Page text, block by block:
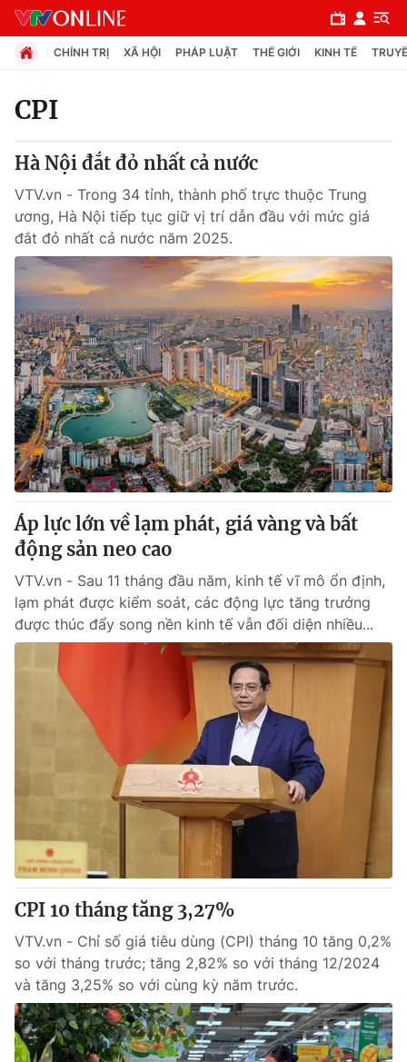
Chuyên mục
Xã hội
Pháp luật
Y tế
Thế giới
Tin tức
Thế giới đó đây
Câu chuyện quốc tế
Kinh tế
Tài chính
Thị trường
Góc doanh nghiệp
Dữ liệu và đời sống
Truyền hình
Phim VTV
Hậu trường
Nhân vật
Khán giả
Giải sao mai
Giải trí
Điện ảnh
Âm nhạc
Đời sống
Chất lượng cuộc sống
Giáo dục
Học trực tuyến
Hitech Công nghệ tương lai
Sản phẩm
Thị trường
Tư vấn
Giao lưu trực tuyến
Lịch phát sóng
Chuyên mục khác
Emagazine Podcast
Photo Infographic
CHÍNH TRỊ XÃ HỘI PHÁP LUẬT THẾ GIỚI KINH TẾ
CPI
Hà Nội đắt đỏ nhất cả nước
VTV.vn - Trong 34 tỉnh, thành phố trực thuộc Trung
ương, Hà Nội tiếp tục giữ vị trí dẫn đầu với mức giá
đắt đỏ nhất cả nước năm 2025.
Áp lực lớn về lạm phát, giá vàng và bất
động sản neo cao
VTV.vn - Sau 11 tháng đầu năm, kinh tế vĩ mô ổn định,
lạm phát được kiểm soát, các động lực tăng trưởng
được thúc đẩy song nền kinh tế vẫn đối diện nhiều...
CPI 10 tháng tăng 3,27%
VTV.vn - Chỉ số giá tiêu dùng (CPI) tháng 10 tăng 0,2%
so với tháng trước; tăng 2,82% so với tháng 12/2024
và tăng 3,25% so với cùng kỳ năm trước.